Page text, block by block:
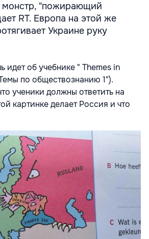
монстр, "пожирающий
RT. Европа на этой же
Украине руку
идет об учебнике " Themes in
по обществознанию 1").
ученики должны ответить на
картинке делает Россия и что